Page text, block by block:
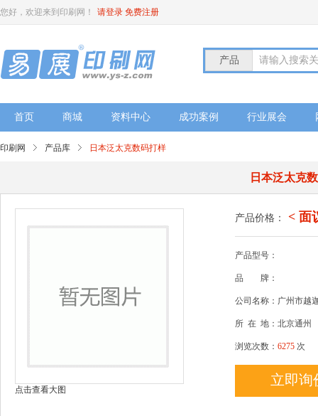
您好，欢迎来到印刷网！ 请登录 免费注册
产品 请输入搜索
首页 商城 资料中心 成功案例 行业展会
印刷网 产品库 日本泛太克数码打样
日本泛太克
点击查看大图
产品价格： < 面
产品型号：
品 牌：
公司名称：广州市越
所 在 地：北京通州
浏览次数： 6275 次
立即询